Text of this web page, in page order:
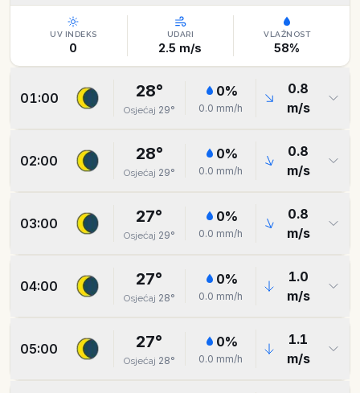
UV INDEKS
0
UDARI
2.5 m/s
VLAŽNOST
58%
01:00 28°
Osjećaj 29°
0%
0.0 mm/h
0.8
m/s
02:00 28°
Osjećaj 29°
0%
0.0 mm/h
0.8
m/s
03:00 27°
Osjećaj 29°
0%
0.0 mm/h
0.8
m/s
04:00 27°
Osjećaj 28°
0%
0.0 mm/h
1.0
m/s
05:00 27°
Osjećaj 28°
0%
0.0 mm/h
1.1
m/s